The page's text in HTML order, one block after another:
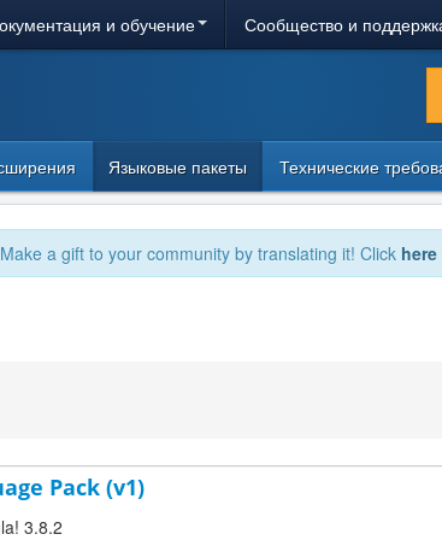
и обучение Сообщество и
Языковые пакеты Технические
a gift to your community by translating it! Click here
Pack (v1)
3.8.2